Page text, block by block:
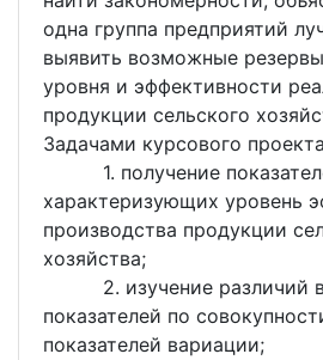
одна группа предприятий
выявить возможные
уровня и эффективности
продукции сельского
Задачами курсового
1. получение
характеризующих уровень
производства продукции
хозяйства;
2. изучение различий в
показателей по
показателей вариации;